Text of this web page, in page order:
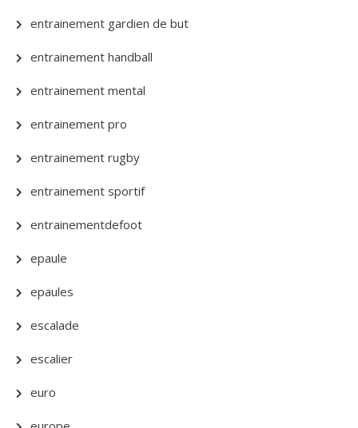
entrainement gardien de but
entrainement handball
entrainement mental
entrainement pro
entrainement rugby
entrainement sportif
entrainementdefoot
epaule
epaules
escalade
escalier
euro